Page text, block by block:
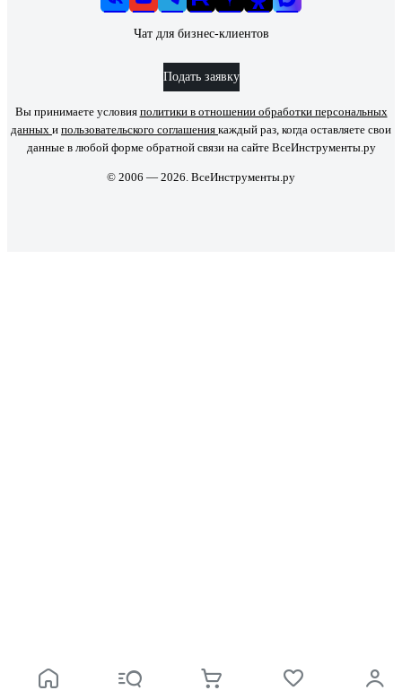
Чат для бизнес-клиентов
Подать заявку
Вы принимаете условия политики в отношении обработки персональных
данных и пользовательского соглашения каждый раз, когда оставляете свои
данные в любой форме обратной связи на сайте ВсеИнструменты.ру
© 2006 — 2026. ВсеИнструменты.ру